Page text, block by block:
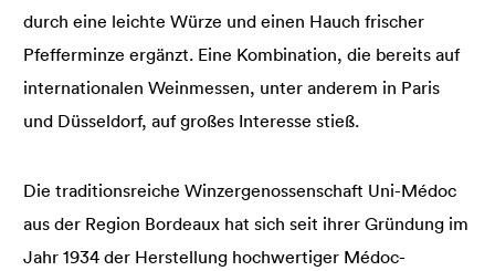
durch eine leichte Würze und einen Hauch frischer
Pfefferminze ergänzt. Eine Kombination, die bereits auf
internationalen Weinmessen, unter anderem in Paris
und Düsseldorf, auf großes Interesse stieß.
Die traditionsreiche Winzergenossenschaft Uni-Médoc
aus der Region Bordeaux hat sich seit ihrer Gründung im
Jahr 1934 der Herstellung hochwertiger Médoc-